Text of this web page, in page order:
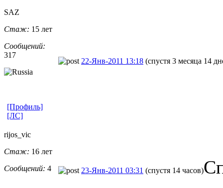
SAZ
Стаж: 15 лет
Сообщений:
317
22-Янв-2011 13:18 (спустя 3 месяца 14
[Профиль]
[ЛС]
rijos_vic
Стаж: 16 лет
Сообщений: 4 23-Янв-2011 03:31 (спустя 14 часов)